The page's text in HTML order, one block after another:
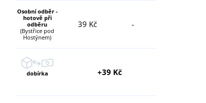
Osobní odběr -
hotově při
odběru
(Bystřice pod
Hostýnem)
39 Kč -
dobírka +39 Kč